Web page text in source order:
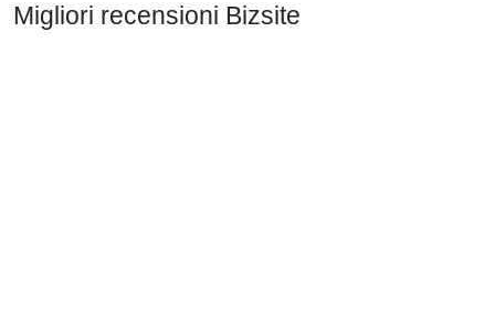
Migliori recensioni Bizsite